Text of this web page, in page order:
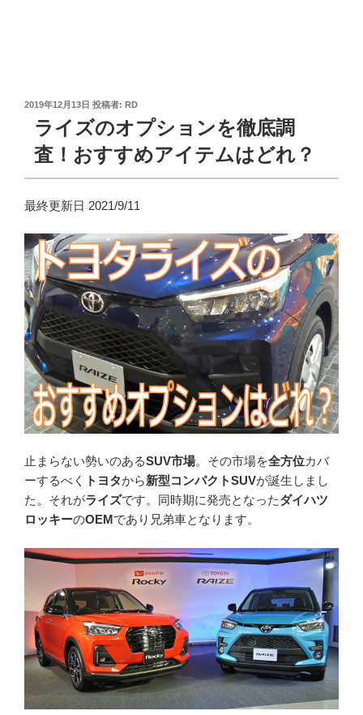
投
2019年12月13日 投稿者: RD
ライズのオプションを徹底調
査！おすすめアイテムはどれ？
最終更新日 2021/9/11
止まらない勢いのあるSUV市場。その市場を全方位カバ
ーするべく トヨタから新型コンパクトSUVが誕生しまし
た。それがライズです。同時期に発売となったダイハツ
ロッキーのOEMであり兄弟車となります。